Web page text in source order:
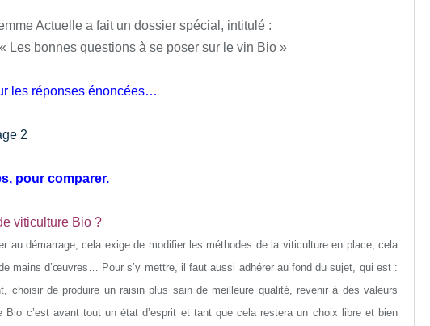
Actuelle a fait un dossier spécial, intitulé :
« Les bonnes questions à se poser sur le vin Bio »
les réponses énoncées…
2
pour comparer.
viticulture Bio ?
au démarrage, cela exige de modifier les méthodes de la viticulture en place, cela
mains d’œuvres… Pour s’y mettre, il faut aussi adhérer au fond du sujet, qui est :
choisir de produire un raisin plus sain de meilleure qualité, revenir à des valeurs
c’est avant tout un état d’esprit et tant que cela restera un choix libre et bien